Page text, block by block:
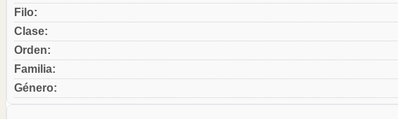
Filo:
Clase:
Orden:
Familia:
Género: